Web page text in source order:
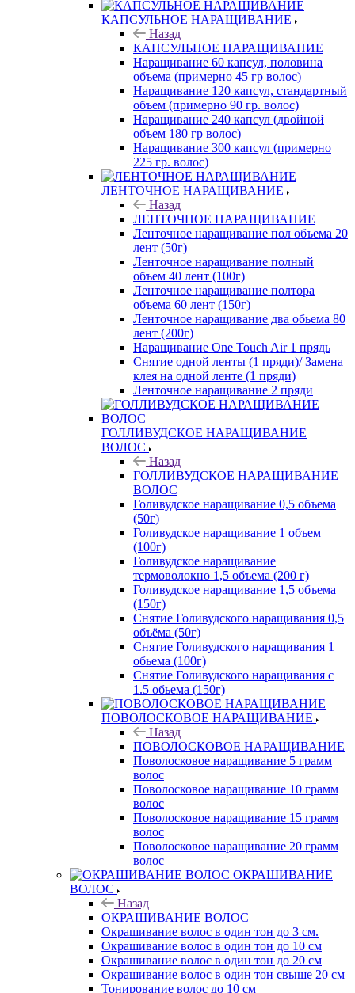
КАПСУЛЬНОЕ НАРАЩИВАНИЕ
Назад
КАПСУЛЬНОЕ НАРАЩИВАНИЕ
Наращивание 60 капсул, половина
объема (примерно 45 гр волос)
Наращивание 120 капсул, стандартный
объем (примерно 90 гр. волос)
Наращивание 240 капсул (двойной
объем 180 гр волос)
Наращивание 300 капсул (примерно
225 гр. волос)
ЛЕНТОЧНОЕ НАРАЩИВАНИЕ
Назад
ЛЕНТОЧНОЕ НАРАЩИВАНИЕ
Ленточное наращивание пол объема 20
лент (50г)
Ленточное наращивание полный
объем 40 лент (100г)
Ленточное наращивание полтора
объема 60 лент (150г)
Ленточное наращивание два обьема 80
лент (200г)
Наращивание One Touch Air 1 прядь
Снятие одной ленты (1 пряди)/ Замена
клея на одной ленте (1 пряди)
Ленточное наращивание 2 пряди
ГОЛЛИВУДСКОЕ НАРАЩИВАНИЕ
ВОЛОС
Назад
ГОЛЛИВУДСКОЕ НАРАЩИВАНИЕ
ВОЛОС
Голивудское наращивание 0,5 объема
(50г)
Голивудское наращивание 1 объем
(100г)
Голивудское наращивание
термоволокно 1,5 объема (200 г)
Голивудское наращивание 1,5 объема
(150г)
Снятие Голивудского наращивания 0,5
объёма (50г)
Снятие Голивудского наращивания 1
обьема (100г)
Снятие Голивудского наращивания с
1.5 обьема (150г)
ПОВОЛОСКОВОЕ НАРАЩИВАНИЕ
Назад
ПОВОЛОСКОВОЕ НАРАЩИВАНИЕ
Поволосковое наращивание 5 грамм
волос
Поволосковое наращивание 10 грамм
волос
Поволосковое наращивание 15 грамм
волос
Поволосковое наращивание 20 грамм
волос
ОКРАШИВАНИЕ
ВОЛОС
Назад
ОКРАШИВАНИЕ ВОЛОС
Окрашивание волос в один тон до 3 см.
Окрашивание волос в один тон до 10 см
Окрашивание волос в один тон до 20 см
Окрашивание волос в один тон свыше 20 см
Тонирование волос до 10 см